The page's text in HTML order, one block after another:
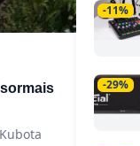
-11%
-29%